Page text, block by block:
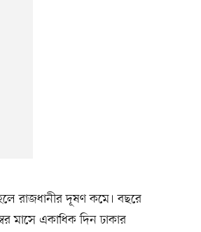
রাজধানীর দূষণ কমে। বছরে
মাসে একাধিক দিন ঢাকার